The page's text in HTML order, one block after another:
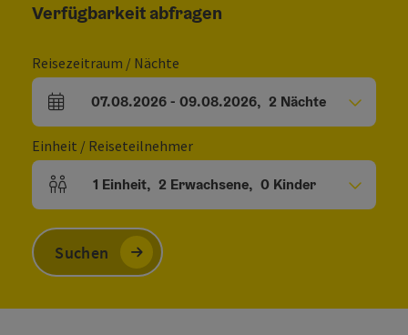
Verfügbarkeit abfragen
Reisezeitraum / Nächte
An- und Abreisefelder
07.08.2026- 09.08.2026, 2 Nächte
Einheit / Reiseteilnehmer
Einheitenanzahl und Personenfelder
1 Einheit, 2 Erwachsene, 0 Kinder
Suchen